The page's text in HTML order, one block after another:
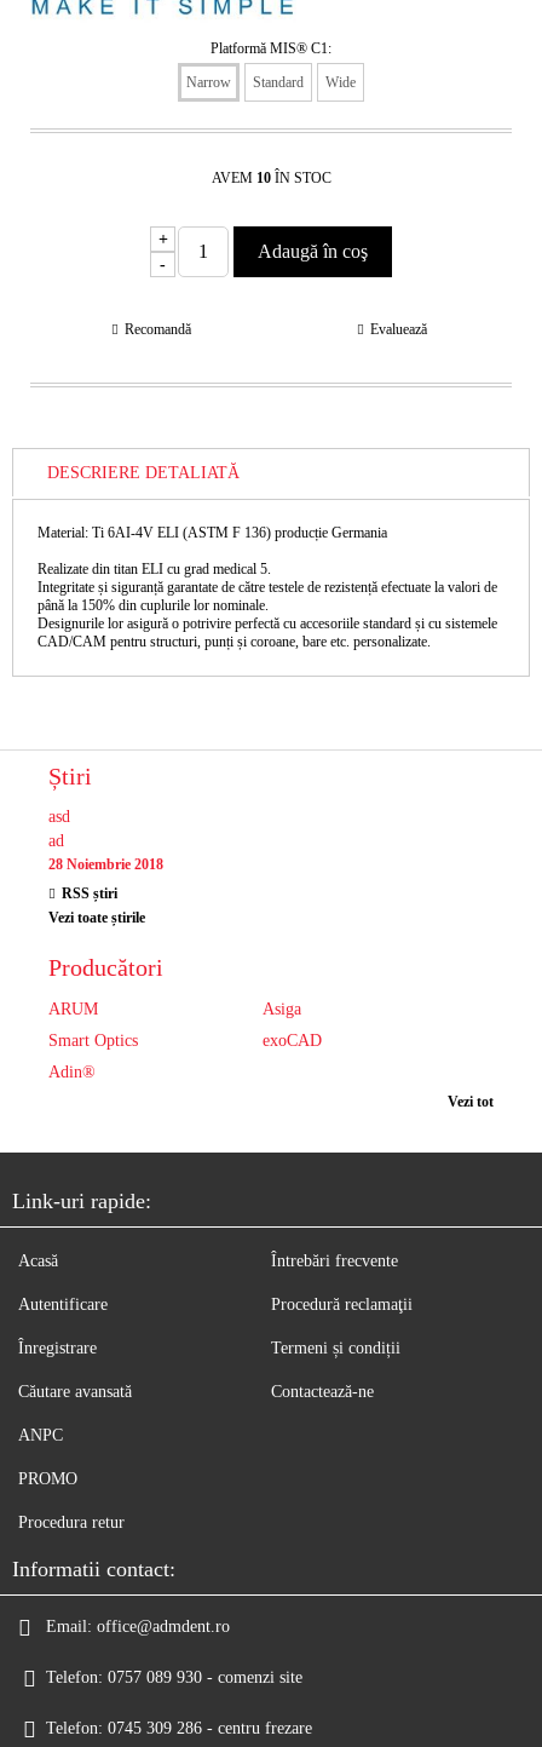
Platformă MIS® C1:
Narrow
Standard Wide
AVEM 10 ÎN STOC
+
-
Recomandă Evaluează
DESCRIERE DETALIATĂ
Material: Ti 6AI-4V ELI (ASTM F 136) producție Germania
Realizate din titan ELI cu grad medical 5.
Integritate și siguranță garantate de către testele de rezistență efectuate la valori de
până la 150% din cuplurile lor nominale.
Designurile lor asigură o potrivire perfectă cu accesoriile standard și cu sistemele
CAD/CAM pentru structuri, punți și coroane, bare etc. personalizate.
Știri
asd
ad
28 Noiembrie 2018
RSS știri
Vezi toate știrile
Producători
ARUM
Asiga
Smart Optics
exoCAD
Adin®
Vezi tot
Link-uri rapide:
Acasă
Autentificare
Înregistrare
Căutare avansată
Întrebări frecvente
Procedură reclamaţii
Termeni și condiții
Contactează-ne
ANPC
PROMO
Procedura retur
Informatii contact:
Email: office@admdent.ro
Telefon: 0757 089 930 - comenzi site
Telefon: 0745 309 286 - centru frezare